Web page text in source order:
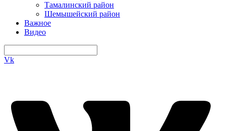
Тамалинский район
Шемышейский район
Важное
Видео
Vk